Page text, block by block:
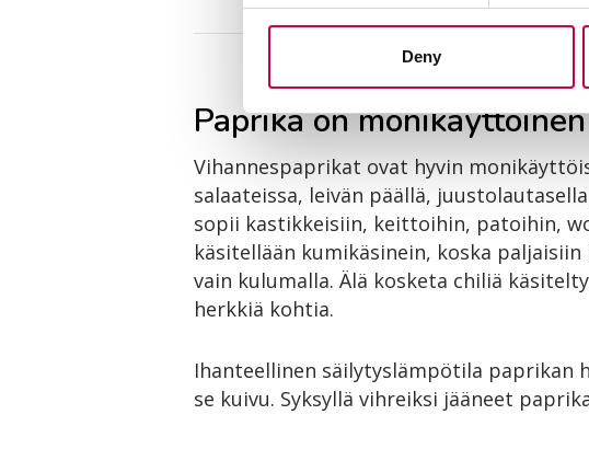
Deny
Paprika on
Vihannespaprikat ovat hyvin
salaateissa, leivän päällä,
sopii kastikkeisiin, keittoihin, patoihin,
käsitellään kumikäsinein, koska
vain kulumalla. Älä kosketa chiliä
herkkiä kohtia.
Ihanteellinen säilytyslämpötila paprikan
se kuivu. Syksyllä vihreiksi jääneet